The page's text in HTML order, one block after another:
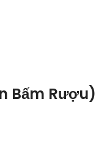
Bấm Rượu)